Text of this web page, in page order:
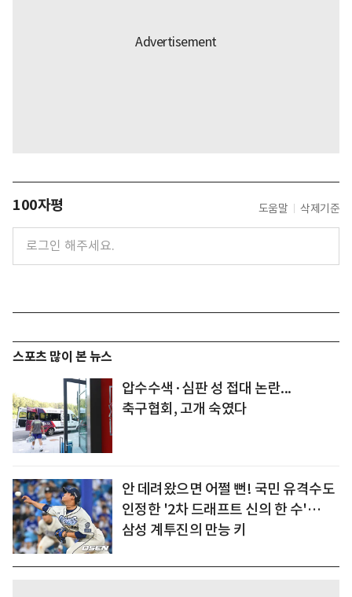
100자평 도움말 삭제기준
스포츠 많이 본 뉴스
압수수색·심판 성 접대 논란...
축구협회, 고개 숙였다
안 데려왔으면 어쩔 뻔! 국민 유격수도
인정한 '2차 드래프트 신의 한 수'…
삼성 계투진의 만능 키